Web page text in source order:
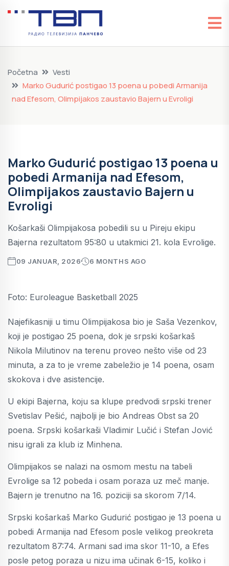
Početna
Vesti
Marko Gudurić postigao 13 poena u pobedi Armanija
nad Efesom, Olimpijakos zaustavio Bajern u Evroligi
Marko Gudurić postigao 13 poena u
pobedi Armanija nad Efesom,
Olimpijakos zaustavio Bajern u
Evroligi
Košarkaši Olimpijakosa pobedili su u Pireju ekipu
Bajerna rezultatom 95:80 u utakmici 21. kola Evrolige.
09 JANUAR, 2026 6 MONTHS AGO
Foto: Euroleague Basketball 2025
Najefikasniji u timu Olimpijakosa bio je Saša Vezenkov,
koji je postigao 25 poena, dok je srpski košarkaš
Nikola Milutinov na terenu proveo nešto više od 23
minuta, a za to je vreme zabeležio je 14 poena, osam
skokova i dve asistencije.
U ekipi Bajerna, koju sa klupe predvodi srpski trener
Svetislav Pešić, najbolji je bio Andreas Obst sa 20
poena. Srpski košarkaši Vladimir Lučić i Stefan Jović
nisu igrali za klub iz Minhena.
Olimpijakos se nalazi na osmom mestu na tabeli
Evrolige sa 12 pobeda i osam poraza uz meč manje.
Bajern je trenutno na 16. poziciji sa skorom 7/14.
Srpski košarkaš Marko Gudurić postigao je 13 poena u
pobedi Armanija nad Efesom posle velikog preokreta
rezultatom 87:74. Armani sad ima skor 11-10, a Efes
posle petog poraza u nizu ima učinak 6-15, koliko i